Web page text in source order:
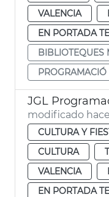
VALENCIA
EN PORTADA
BIBLIOTEQUES
PROGRAMACIÓ
modificado
CULTURA Y
CULTURA
VALENCIA
EN PORTADA